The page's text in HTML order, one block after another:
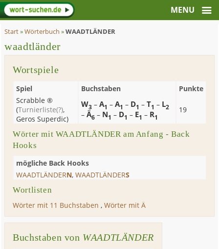
Start»Wörterbuch »WAADTLÄNDER
waadtländer
Wortspiele
Spiel Buchstaben
Punkte
Scrabble ®
(Turnierliste(?),
Geros Superdic)
W3 –A1 –A1 – D1 –T1 – L2
–Ä6 – N1 – D1 – E1 – R1
19
Wörter mit WAADTLÄNDER am Anfang - Back
Hooks
mögliche Back Hooks
WAADTLÄNDERN,WAADTLÄNDERS
Wortlisten
Wörter mit 11 Buchstaben ,Wörter mit Ä
Buchstaben von WAADTLÄNDER